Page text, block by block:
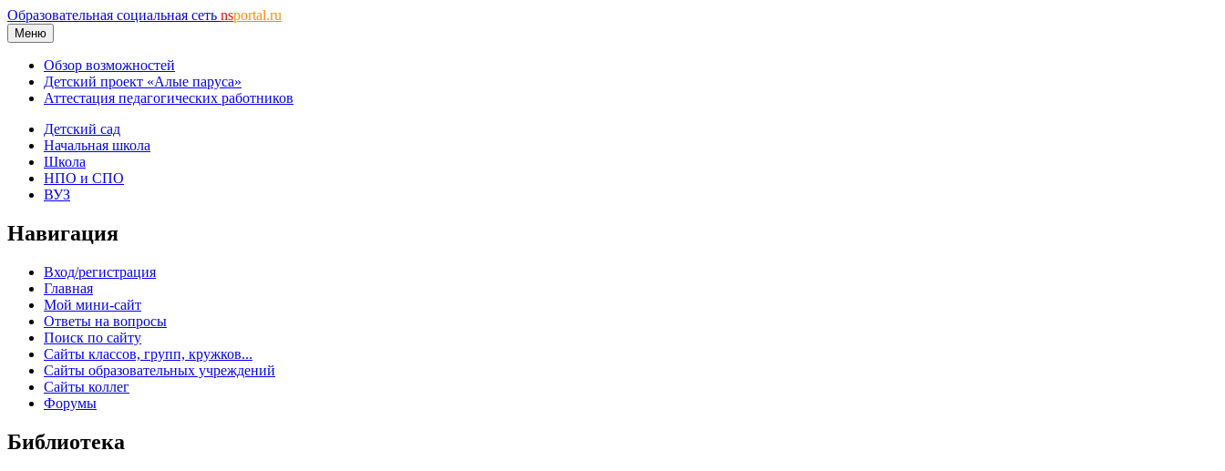
Образовательная социальная сеть nsportal.ru
Меню
Обзор возможностей
Детский проект «Алые паруса»
Аттестация педагогических работников
Детский сад
Начальная школа
Школа
НПО и СПО
ВУЗ
Навигация
Вход/регистрация
Главная
Мой мини-сайт
Ответы на вопросы
Поиск по сайту
Сайты классов, групп, кружков...
Сайты образовательных учреждений
Сайты коллег
Форумы
Библиотека